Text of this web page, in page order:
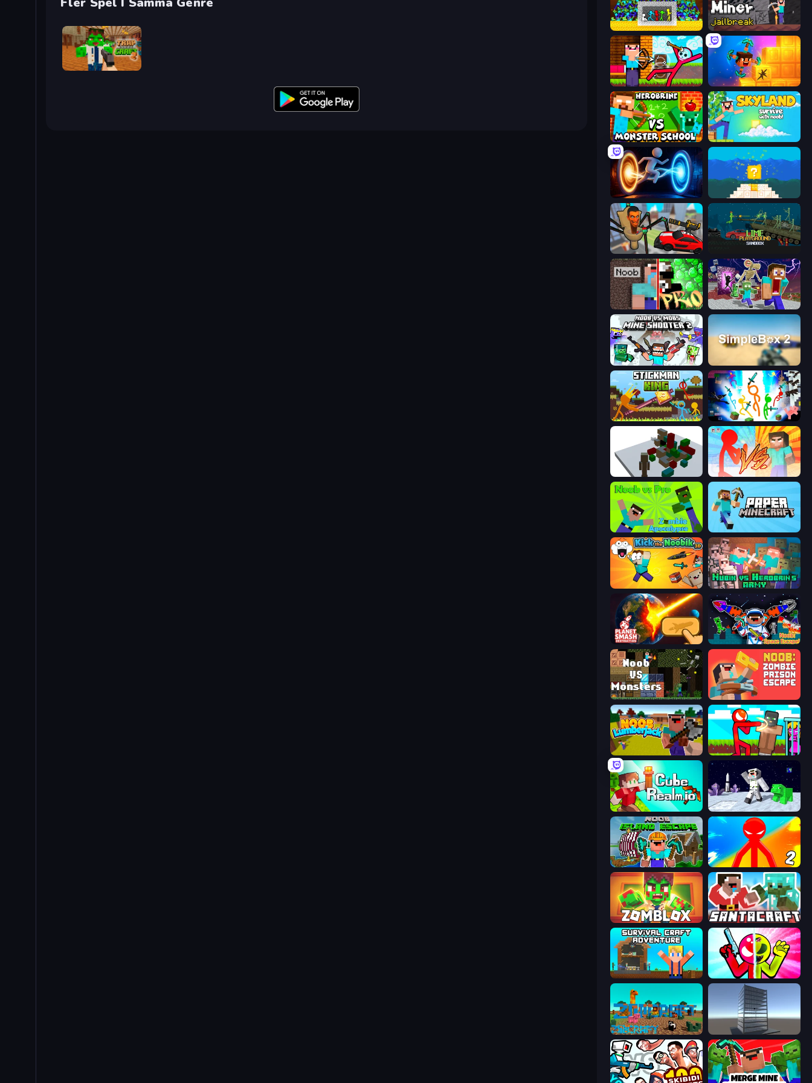
Trap Craft 2
Stick Fighter vs Zombies Noob Miner: Escape From Prison
Noob Archer vs Stickman Zombie Merge & Dig!
Herobrine vs Monster School Skyland Survive With Noob!
Portal Escape
Cars vs Skibidi Toilet
Noob vs Pro: Challenge Monster School Herobrine Siren Head
Mine Shooter 2: Noob vs Mobs
Stickman King Stickman Epic
Craft Destroy Red Stickman vs Monster School
Noob vs Pro: Zombie Apocalypse Paper Minecraft
Kick the Noobik 3D Nubik vs Herobrin's Army
Planet Smash Destruction Noob: Space Escape!
Noob VS Monsters
Idle Noob Lumberjack Stickman vs Villager: Save the Girl
CubeRealm.io SpaceCraft Noob: Return to Earth
Noob: Island Escape Red Stickman vs Monster School 2
Zomblox SantaCraft
Survival Craft Adventure Stickman Zombie vs Stickman Hero
ZooCraft Craft 3D